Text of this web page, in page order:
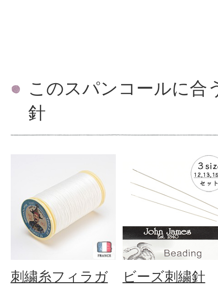
このスパンコールに合
針
刺繍糸フィラガ
ビーズ刺繍針